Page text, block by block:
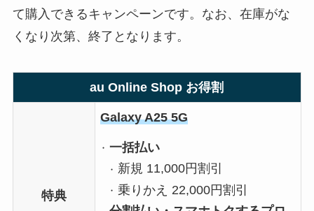
て購入できるキャンペーンです。なお、在庫がな
くなり次第、終了となります。
au Online Shop お得割
特典
Galaxy A25 5G
一括払い
新規 11,000円割引
乗りかえ 22,000円割引